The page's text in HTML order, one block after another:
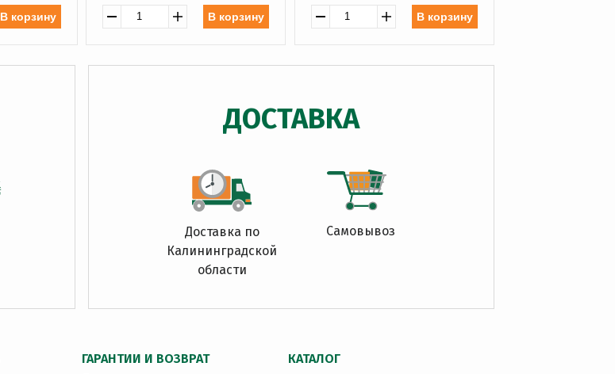
В корзину В корзину В корзину
ДОСТАВКА
Доставка по
Калининградской
области
Самовывоз
ГАРАНТИИ И ВОЗВРАТ
КАТАЛОГ